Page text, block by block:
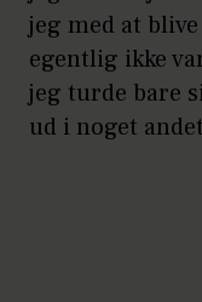
jeg med at
egentlig ikke
jeg turde bare
ud i noget